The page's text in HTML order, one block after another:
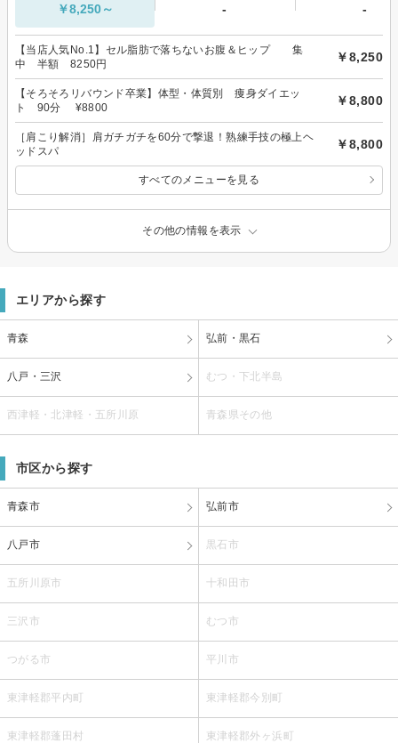
￥8,250～ - -
【当店人気No.1】セル脂肪で落ちないお腹＆ヒップ 集
中 半額 8250円
￥8,250
【そろそろリバウンド卒業】体型・体質別 痩身ダイエッ
ト 90分 ¥8800
￥8,800
［肩こり解消］肩ガチガチを60分で撃退！熟練手技の極上ヘ
ッドスパ
￥8,800
すべてのメニューを見る
その他の情報を表示
エリアから探す
青森 弘前・黒石
八戸・三沢 むつ・下北半島
西津軽・北津軽・五所川原 青森県その他
市区から探す
青森市 弘前市
八戸市 黒石市
五所川原市 十和田市
三沢市 むつ市
つがる市 平川市
東津軽郡平内町 東津軽郡今別町
東津軽郡蓬田村 東津軽郡外ヶ浜町